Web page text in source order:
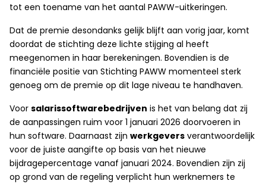
tot een toename van het aantal PAWW-uitkeringen.
Dat de premie desondanks gelijk blijft aan vorig jaar, komt
doordat de stichting deze lichte stijging al heeft
meegenomen in haar berekeningen. Bovendien is de
financiële positie van Stichting PAWW momenteel sterk
genoeg om de premie op dit lage niveau te handhaven.
Voor salarissoftwarebedrijven is het van belang dat zij
de aanpassingen ruim voor 1 januari 2026 doorvoeren in
hun software. Daarnaast zijn werkgevers verantwoordelijk
voor de juiste aangifte op basis van het nieuwe
bijdragepercentage vanaf januari 2024. Bovendien zijn zij
op grond van de regeling verplicht hun werknemers te